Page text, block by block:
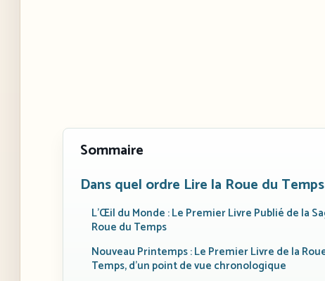
Sommaire
Dans quel ordre Lire la Roue du
L’Œil du Monde : Le Premier Livre Publié de la
Roue du Temps
Nouveau Printemps : Le Premier Livre de la
Temps, d’un point de vue chronologique